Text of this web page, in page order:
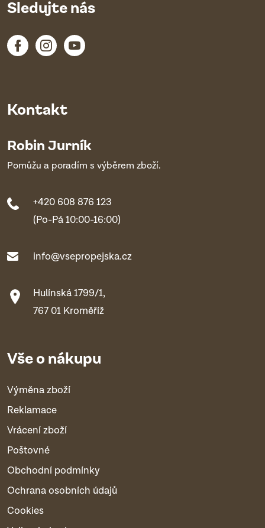
Kontakt
Robin Jurník
Pomůžu a poradím s výběrem zboží.
+420 608 876 123
(Po-Pá 10:00-16:00)
info@vsepropejska.cz
Hulínská 1799/1,
767 01 Kroměříž
Vše o nákupu
Výměna zboží
Reklamace
Vrácení zboží
Poštovné
Obchodní podmínky
Ochrana osobních údajů
Cookies
Sledujte nás